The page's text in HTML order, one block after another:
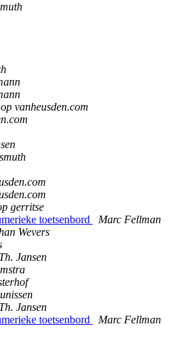
vanheusden.com
gerritse
toetsenbord
Marc Fellman
Wevers
Jansen
Jansen
toetsenbord
Marc Fellman